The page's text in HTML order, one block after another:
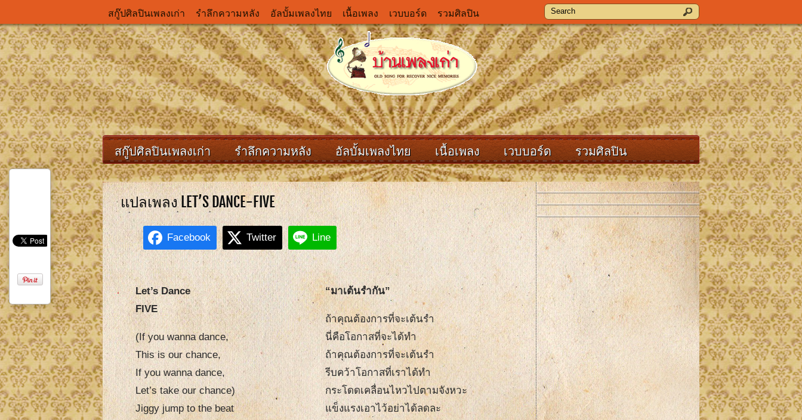
สกู๊ปศิลปินเพลงเก่า รำลึกความหลัง อัลบั้มเพลงไทย เนื้อเพลง เวบบอร์ด รวมศิลปิน
สกู๊ปศิลปินเพลงเก่า รำลึกความหลัง อัลบั้มเพลงไทย เนื้อเพลง เวบบอร์ด รวมศิลปิน
แปลเพลง LET’S DANCE-FIVE
Facebook Twitter Line
Let’s Dance
FIVE
(If you wanna dance,
This is our chance,
If you wanna dance,
Let’s take our chance)
Jiggy jump to the beat
“มาเต้นรำกัน”
ถ้าคุณต้องการที่จะเต้นรำ
นี่คือโอกาสที่จะได้ทำ
ถ้าคุณต้องการที่จะเต้นรำ
รีบคว้าโอกาสที่เราได้ทำ
กระโดดเคลื่อนไหวไปตามจังหวะ
แข็งแรงเอาไว้อย่าได้ลดละ